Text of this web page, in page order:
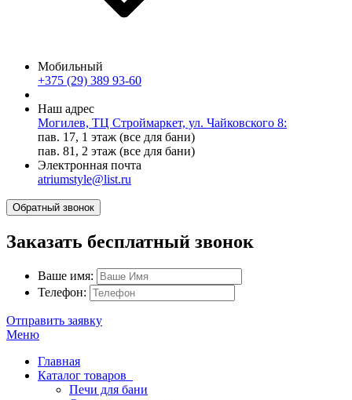
Мобильный
+375 (29) 389 93-60
Наш адрес
Могилев, ТЦ Строймаркет, ул. Чайковского 8:
пав. 17, 1 этаж (все для бани)
пав. 81, 2 этаж (все для бани)
Электронная почта
atriumstyle@list.ru
Обратный звонок
Заказать бесплатный звонок
Ваше имя:
Телефон:
Отправить заявку
Меню
Главная
Каталог товаров
Печи для бани